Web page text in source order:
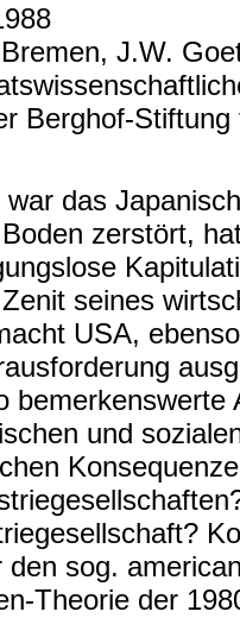
J.W.
Berghof-
das
zerstört,
seines
USA,
und
den sog.
Theorie der